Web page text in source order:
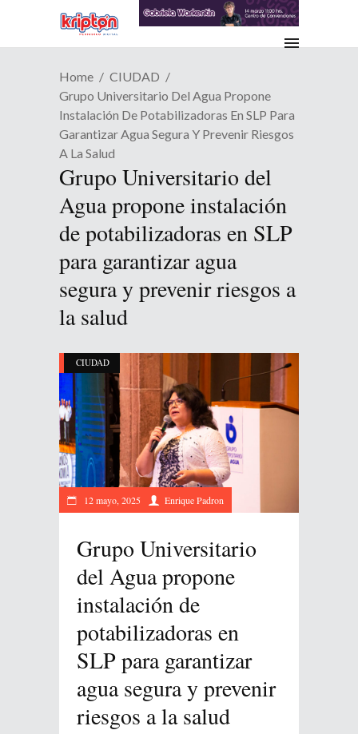
Home
CIUDAD
Grupo Universitario Del Agua Propone
Instalación De Potabilizadoras En SLP Para
Garantizar Agua Segura Y Prevenir Riesgos
A La Salud
Grupo Universitario del
Agua propone instalación
de potabilizadoras en SLP
para garantizar agua
segura y prevenir riesgos a
la salud
CIUDAD
12 mayo, 2025 Enrique Padron
Grupo Universitario
del Agua propone
instalación de
potabilizadoras en
SLP para garantizar
agua segura y prevenir
riesgos a la salud